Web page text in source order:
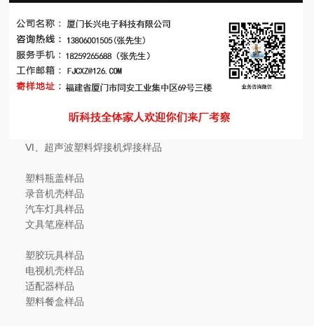
Ⅵ、超声波塑料焊接机焊接样品
塑料瓶盖样品
录音机壳样品
汽车灯具样品
文具笔座样品
塑胶玩具样品
电视机壳样品
适配器样品
塑料餐盒样品